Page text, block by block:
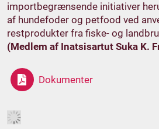
importbegrænsende initiativer
af hundefoder og petfood ved
restprodukter fra fiske- og
(Medlem af Inatsisartut Suka K.
Dokumenter